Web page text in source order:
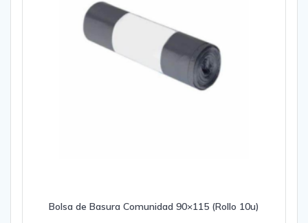
Bolsa de Basura Comunidad 90×115 (Rollo 10u)